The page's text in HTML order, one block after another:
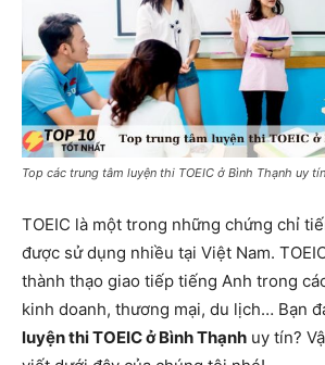
Top các trung tâm luyện thi TOEIC ở Bình Thạnh uy
TOEIC là một trong những chứng chỉ
được sử dụng nhiều tại Việt Nam.
thành thạo giao tiếp tiếng Anh trong
kinh doanh, thương mại, du lịch… Bạn
luyện thi TOEIC ở Bình Thạnh uy tín?